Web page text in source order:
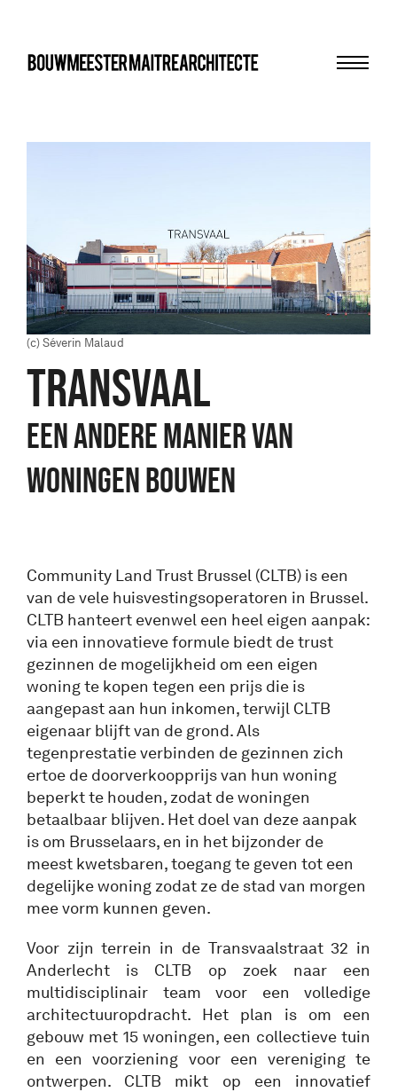
bma
(c) Séverin Malaud
TRANSVAAL
EEN ANDERE MANIER VAN
WONINGEN BOUWEN
Community Land Trust Brussel (CLTB) is een
van de vele huisvestingsoperatoren in Brussel.
CLTB hanteert evenwel een heel eigen aanpak:
via een innovatieve formule biedt de trust
gezinnen de mogelijkheid om een eigen
woning te kopen tegen een prijs die is
aangepast aan hun inkomen, terwijl CLTB
eigenaar blijft van de grond. Als
tegenprestatie verbinden de gezinnen zich
ertoe de doorverkoopprijs van hun woning
beperkt te houden, zodat de woningen
betaalbaar blijven. Het doel van deze aanpak
is om Brusselaars, en in het bijzonder de
meest kwetsbaren, toegang te geven tot een
degelijke woning zodat ze de stad van morgen
mee vorm kunnen geven.
Voor zijn terrein in de Transvaalstraat 32 in
Anderlecht is CLTB op zoek naar een
multidisciplinair team voor een volledige
architectuuropdracht. Het plan is om een
gebouw met 15 woningen, een collectieve tuin
en een voorziening voor een vereniging te
ontwerpen. CLTB mikt op een innovatief